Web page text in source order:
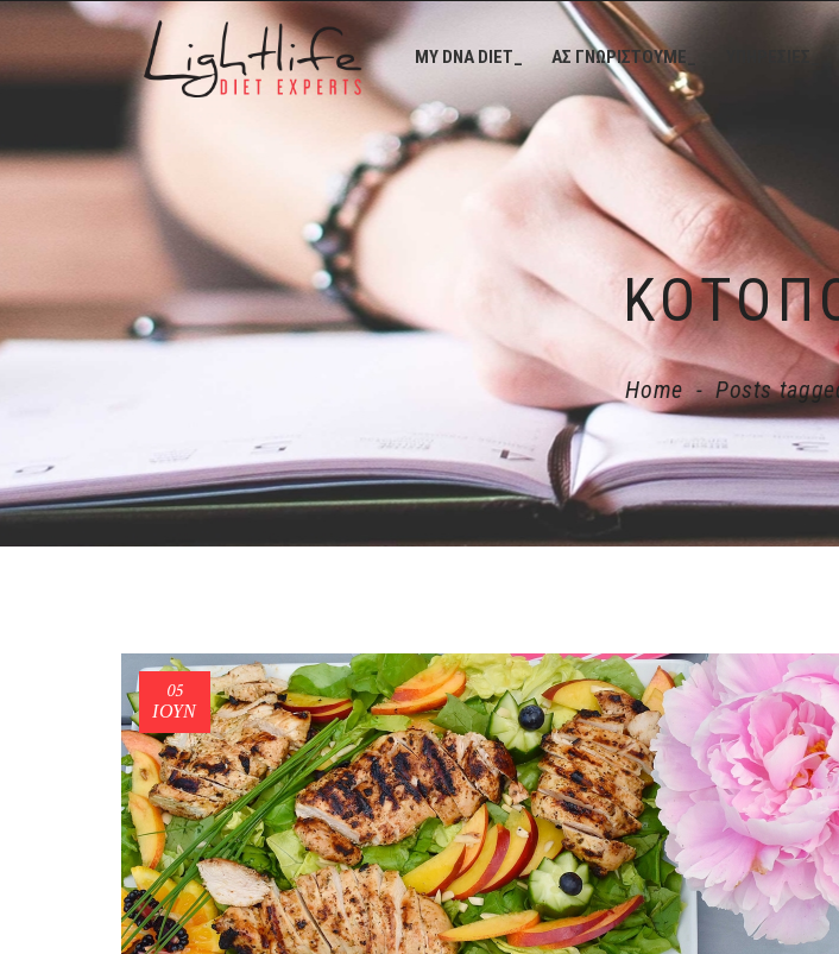
MY DNA DIET_ ΑΣ ΓΝΩΡΙΣΤΟΥΜΕ_
Home - Posts
05
ΙΟΎΝ